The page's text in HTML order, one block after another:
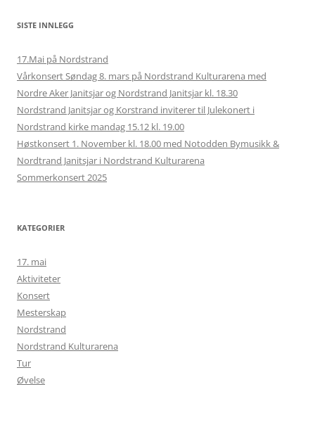
SISTE INNLEGG
17.Mai på Nordstrand
Vårkonsert Søndag 8. mars på Nordstrand Kulturarena med
Nordre Aker Janitsjar og Nordstrand Janitsjar kl. 18.30
Nordstrand Janitsjar og Korstrand inviterer til Julekonert i
Nordstrand kirke mandag 15.12 kl. 19.00
Høstkonsert 1. November kl. 18.00 med Notodden Bymusikk &
Nordtrand Janitsjar i Nordstrand Kulturarena
Sommerkonsert 2025
KATEGORIER
17. mai
Aktiviteter
Konsert
Mesterskap
Nordstrand
Nordstrand Kulturarena
Tur
Øvelse